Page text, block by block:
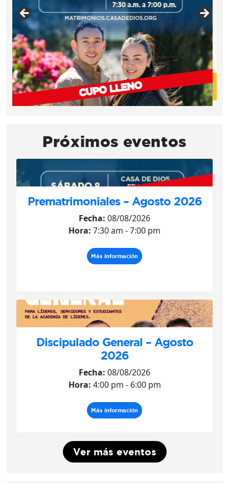
Próximos eventos
Prematrimoniales – Agosto 2026
Fecha: 08/08/2026
Hora: 7:30 am - 7:00 pm
Más información
Discipulado General – Agosto
2026
Fecha: 08/08/2026
Hora: 4:00 pm - 6:00 pm
Más información
Ver más eventos